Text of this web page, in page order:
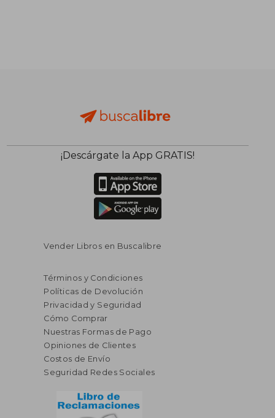
¡Descárgate la App GRATIS!
Vender Libros en Buscalibre
Términos y Condiciones
Políticas de Devolución
Privacidad y Seguridad
Cómo Comprar
Nuestras Formas de Pago
Opiniones de Clientes
Costos de Envío
Seguridad Redes Sociales